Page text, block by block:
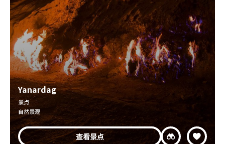
Yanardag
景点
自然景观
查看景点